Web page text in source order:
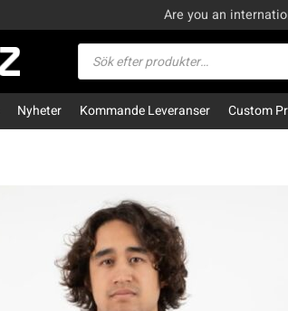
Are you an
Produktsökning
Nyheter Kommande Leveranser Custom